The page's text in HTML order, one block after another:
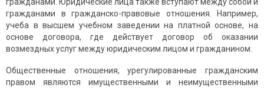
гражданами в гражданско-правовые отношения. Например,
учеба в высшем учебном заведении на платной основе, на
основе договора, где действует договор об оказании
возмездных услуг между юридическим лицом и гражданином.
Общественные отношения, урегулированные гражданским
правом являются имущественными и неимущественными